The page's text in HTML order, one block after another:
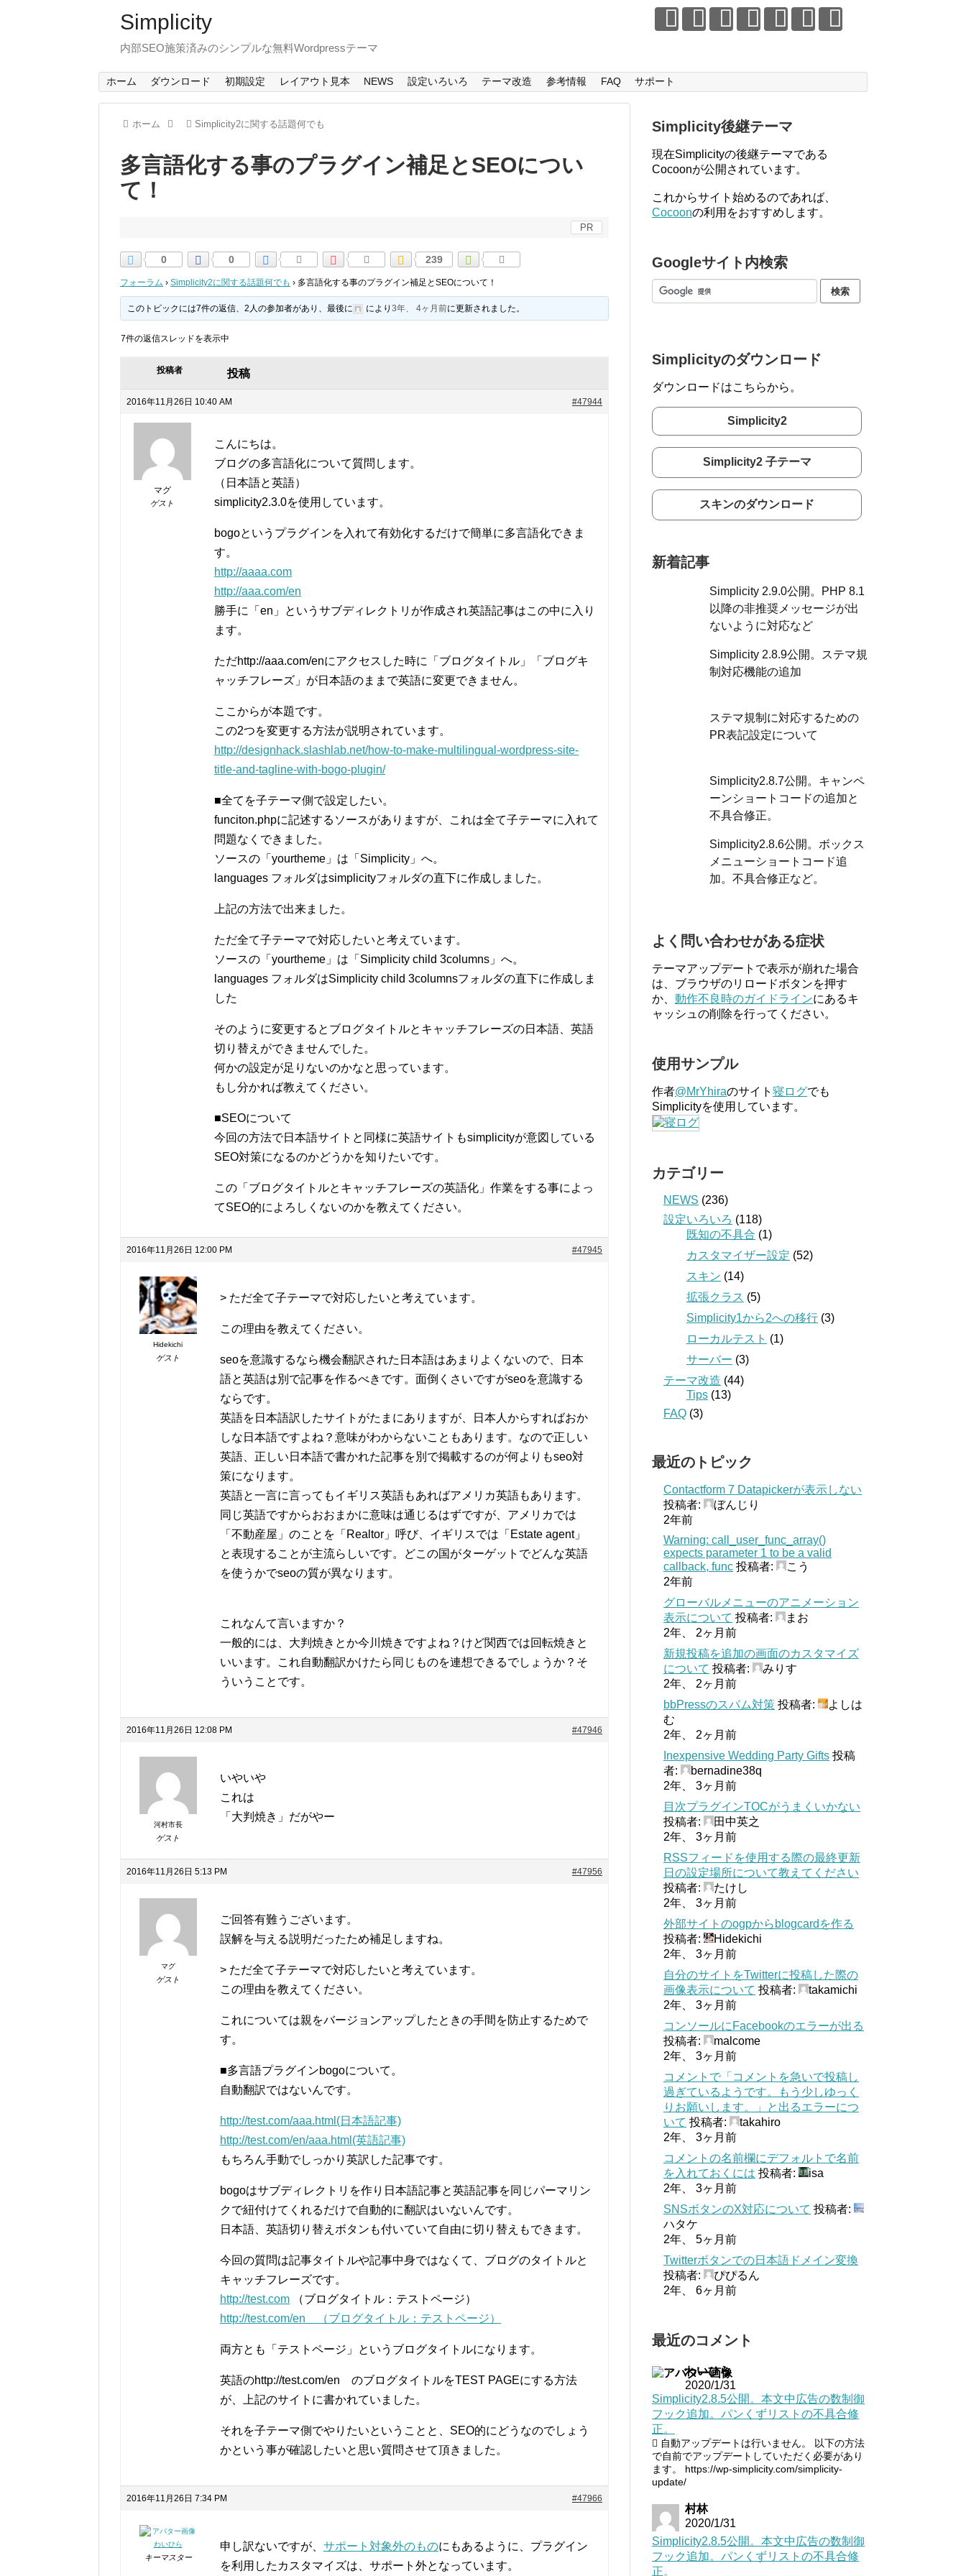
Simplicity
内部SEO施策済みのシンプルな無料Wordpressテーマ
ホーム ダウンロード 初期設定 レイアウト見本 NEWS 設定いろいろ テーマ改造 参考情報 FAQ サポート
ホーム Simplicity2に関する話題何でも
多言語化する事のプラグイン補足とSEOについ
て！
PR
0 0 239
フォーラム › Simplicity2に関する話題何でも › 多言語化する事のプラグイン補足とSEOについて！
このトピックには7件の返信、2人の参加者があり、最後に により3年、 4ヶ月前に更新されました。
7件の返信スレッドを表示中
投稿者 投稿
2016年11月26日 10:40 AM #47944
マグ
ゲスト
こんにちは。
ブログの多言語化について質問します。
（日本語と英語）
simplicity2.3.0を使用しています。
bogoというプラグインを入れて有効化するだけで簡単に多言語化できま
す。
http://aaaa.com
http://aaa.com/en
勝手に「en」というサブディレクトリが作成され英語記事はこの中に入り
ます。
ただhttp://aaa.com/enにアクセスした時に「ブログタイトル」「ブログキ
ャッチフレーズ」が日本語のままで英語に変更できません。
ここからが本題です。
この2つを変更する方法が説明されています。
http://designhack.slashlab.net/how-to-make-multilingual-wordpress-site-
title-and-tagline-with-bogo-plugin/
■全てを子テーマ側で設定したい。
funciton.phpに記述するソースがありますが、これは全て子テーマに入れて
問題なくできました。
ソースの「yourtheme」は「Simplicity」へ。
languages フォルダはsimplicityフォルダの直下に作成しました。
上記の方法で出来ました。
ただ全て子テーマで対応したいと考えています。
ソースの「yourtheme」は「Simplicity child 3columns」へ。
languages フォルダはSimplicity child 3columnsフォルダの直下に作成しま
した
そのように変更するとブログタイトルとキャッチフレーズの日本語、英語
切り替えができませんでした。
何かの設定が足りないのかなと思っています。
もし分かれば教えてください。
■SEOについて
今回の方法で日本語サイトと同様に英語サイトもsimplicityが意図している
SEO対策になるのかどうかを知りたいです。
この「ブログタイトルとキャッチフレーズの英語化」作業をする事によっ
てSEO的によろしくないのかを教えてください。
2016年11月26日 12:00 PM #47945
Hidekichi
ゲスト
> ただ全て子テーマで対応したいと考えています。
この理由を教えてください。
seoを意識するなら機会翻訳された日本語はあまりよくないので、日本
語と英語は別で記事を作るべきです。面倒くさいですがseoを意識する
ならです。
英語を日本語訳したサイトがたまにありますが、日本人からすればおか
しな日本語ですよね？意味がわからないこともあります。なので正しい
英語、正しい日本語で書かれた記事を別で掲載するのが何よりもseo対
策になります。
英語と一言に言ってもイギリス英語もあればアメリカ英語もあります。
同じ英語ですからおおまかに意味は通じるはずですが、アメリカでは
「不動産屋」のことを「Realtor」呼び、イギリスでは「Estate agent」
と表現することが主流らしいです。どこの国がターゲットでどんな英語
を使うかでseoの質が異なります。
これなんて言いますか？
一般的には、大判焼きとか今川焼きですよね？けど関西では回転焼きと
いいます。これ自動翻訳かけたら同じものを連想できるでしょうか？そ
ういうことです。
2016年11月26日 12:08 PM #47946
河村市長
ゲスト
いやいや
これは
「大判焼き」だがやー
2016年11月26日 5:13 PM #47956
マグ
ゲスト
ご回答有難うございます。
誤解を与える説明だったため補足しますね。
> ただ全て子テーマで対応したいと考えています。
この理由を教えてください。
これについては親をバージョンアップしたときの手間を防止するためで
す。
■多言語プラグインbogoについて。
自動翻訳ではないんです。
http://test.com/aaa.html(日本語記事)
http://test.com/en/aaa.html(英語記事)
もちろん手動でしっかり英訳した記事です。
bogoはサブディレクトリを作り日本語記事と英語記事を同じパーマリン
クで紐付けてくれるだけで自動的に翻訳はいないんです。
日本語、英語切り替えボタンも付いていて自由に切り替えもできます。
今回の質問は記事タイトルや記事中身ではなくて、ブログのタイトルと
キャッチフレーズです。
http://test.com （ブログタイトル：テストページ）
http://test.com/en （ブログタイトル：テストページ）
両方とも「テストページ」というブログタイトルになります。
英語のhttp://test.com/en のブログタイトルをTEST PAGEにする方法
が、上記のサイトに書かれていました。
それを子テーマ側でやりたいということと、SEO的にどうなのでしょう
かという事が確認したいと思い質問させて頂きました。
2016年11月26日 7:34 PM #47966
わいひら
キーマスター
申し訳ないですが、 サポート対象外のものにもあるように、プラグイン
を利用したカスタマイズは、サポート外となっています。
Simplicity後継テーマ
現在Simplicityの後継テーマである
Cocoonが公開されています。
これからサイト始めるのであれば、
Cocoonの利用をおすすめします。
Googleサイト内検索
Simplicityのダウンロード
ダウンロードはこちらから。
Simplicity2
Simplicity2 子テーマ
スキンのダウンロード
新着記事
Simplicity 2.9.0公開。PHP 8.1
以降の非推奨メッセージが出
ないように対応など
Simplicity 2.8.9公開。ステマ規
制対応機能の追加
ステマ規制に対応するための
PR表記設定について
Simplicity2.8.7公開。キャンペ
ーンショートコードの追加と
不具合修正。
Simplicity2.8.6公開。ボックス
メニューショートコード追
加。不具合修正など。
よく問い合わせがある症状
テーマアップデートで表示が崩れた場合
は、ブラウザのリロードボタンを押す
か、 動作不良時のガイドラインにあるキ
ャッシュの削除を行ってください。
使用サンプル
作者@MrYhiraのサイト 寝ログでも
Simplicityを使用しています。
カテゴリー
NEWS (236)
設定いろいろ (118)
既知の不具合 (1)
カスタマイザー設定 (52)
スキン (14)
拡張クラス (5)
Simplicity1から2への移行 (3)
ローカルテスト (1)
サーバー (3)
テーマ改造 (44)
Tips (13)
FAQ (3)
最近のトピック
Contactform 7 Datapickerが表示しない
投稿者:
ぼんじり
2年前
Warning: call_user_func_array()
expects parameter 1 to be a valid
callback, func 投稿者:
こう
2年前
グローバルメニューのアニメーション
表示について 投稿者:
まお
2年、 2ヶ月前
新規投稿を追加の画面のカスタマイズ
について 投稿者:
みりす
2年、 2ヶ月前
bbPressのスパム対策 投稿者:
よしは
む
2年、 2ヶ月前
Inexpensive Wedding Party Gifts 投稿
者:
bernadine38q
2年、 3ヶ月前
目次プラグインTOCがうまくいかない
投稿者:
田中英之
2年、 3ヶ月前
RSSフィードを使用する際の最終更新
日の設定場所について教えてください
投稿者:
たけし
2年、 3ヶ月前
外部サイトのogpからblogcardを作る
投稿者:
Hidekichi
2年、 3ヶ月前
自分のサイトをTwitterに投稿した際の
画像表示について 投稿者:
takamichi
2年、 3ヶ月前
コンソールにFacebookのエラーが出る
投稿者:
malcome
2年、 3ヶ月前
コメントで「コメントを急いで投稿し
過ぎているようです。もう少しゆっく
りお願いします。」と出るエラーにつ
いて 投稿者:
takahiro
2年、 3ヶ月前
コメントの名前欄にデフォルトで名前
を入れておくには 投稿者:
isa
2年、 3ヶ月前
SNSボタンのX対応について 投稿者:
ハタケ
2年、 5ヶ月前
Twitterボタンでの日本語ドメイン変換
投稿者:
ぴぴるん
2年、 6ヶ月前
最近のコメント
わいひら
2020/1/31
Simplicity2.8.5公開。本文中広告の数制御
フック追加。パンくずリストの不具合修
正。
自動アップデートは行いません。 以下の方法
で自前でアップデートしていただく必要があり
ます。 https://wp-simplicity.com/simplicity-
update/
村林
2020/1/31
Simplicity2.8.5公開。本文中広告の数制御
フック追加。パンくずリストの不具合修
正。